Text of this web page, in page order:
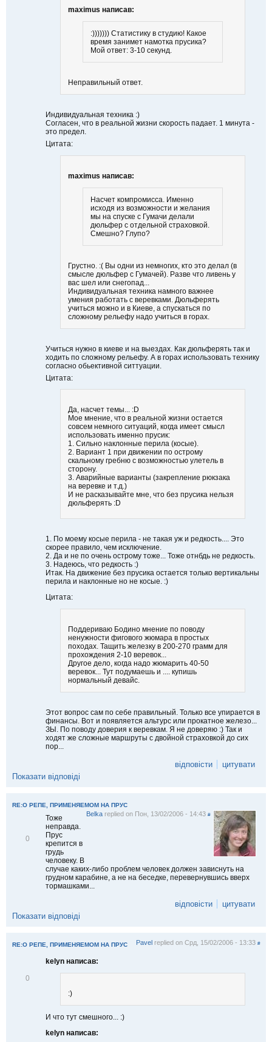
maximus написав:
:))))))) Статистику в студию! Какое
время занимет намотка прусика?
Мой ответ: 3-10 секунд.
Неправильный ответ.
Индивидуальная техника :)
Согласен, что в реальной жизни скорость падает. 1 минута -
это предел.
Цитата:
maximus написав:
Насчет компромисса. Именно
исходя из возможности и желания
мы на спуске с Гумачи делали
дюльфер с отдельной страховкой.
Смешно? Глупо?
Грустно. :( Вы одни из немногих, кто это делал (в
смысле дюльфер с Гумачей). Разве что ливень у
вас шел или снегопад...
Индивидуальная техника намного важнее
умения работать с веревками. Дюльферять
учиться можно и в Киеве, а спускаться по
сложному рельефу надо учиться в горах.
Учиться нужно в киеве и на выездах. Как дюльферять так и
ходить по сложному рельефу. А в горах использовать технику
согласно обьективной ситтуации.
Цитата:
Да, насчет темы... :D
Мое мнение, что в реальной жизни остается
совсем немного ситуаций, когда имеет смысл
использовать именно прусик:
1. Сильно наклонные перила (косые).
2. Вариант 1 при движении по острому
скальному гребню с возможностью улетель в
сторону.
3. Аварийные варианты (закрепление рюкзака
на веревке и т.д.)
И не расказывайте мне, что без прусика нельзя
дюльферять :D
1. По моему косые перила - не такая уж и редкость.... Это
скорее правило, чем исключение.
2. Да и не по очень острому тоже... Тоже отнбдь не редкость.
3. Надеюсь, что редкость :)
Итак. На движение без прусика остается только вертикальны
перила и наклонные но не косые. :)
Цитата:
Поддериваю Бодино мнение по поводу
ненужности фигового жюмара в простых
походах. Тащить железку в 200-270 грамм для
прохождения 2-10 веревок...
Другое дело, когда надо жюмарить 40-50
веревок... Тут подумаешь и .... купишь
нормальный девайс.
Этот вопрос сам по себе правильный. Только все упирается в
финансы. Вот и появляется альтурс или прокатное железо...
ЗЫ. По поводу доверия к веревкам. Я не доверяю :) Так и
ходят же сложные маршруты с двойной страховкой до сих
пор...
відповісти
цитувати
Показати відповіді
RE:О РЕПЕ, ПРИМЕНЯЕМОМ НА ПРУС
Belkareplied on Пон, 13/02/2006 - 14:43 #
0
Тоже
неправда.
Прус
крепится в
грудь
человеку. В
случае каких-либо проблем человек должен зависнуть на
грудном карабине, а не на беседке, перевернувшись вверх
тормашками...
відповісти
цитувати
Показати відповіді
RE:О РЕПЕ, ПРИМЕНЯЕМОМ НА ПРУС Pavel replied on Срд, 15/02/2006 - 13:33 #
0
kelyn написав:
:)
И что тут смешного... :)
kelyn написав: